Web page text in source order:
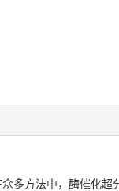
多方法中，酶催化